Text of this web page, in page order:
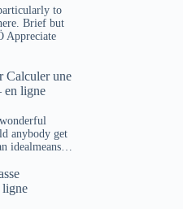
to
Brief but
Appreciate
Calculer une
en ligne
anybody get
idealmeans…
ligne